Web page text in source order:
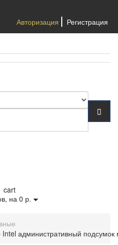
Авторизация
Регистрация
на 0 р.
административный подсумок